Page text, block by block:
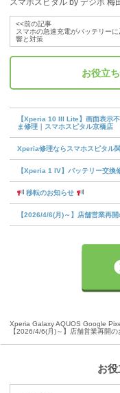
スマホスピタル by デジホ 梅
<<前の記事
スマホの急速充電がバッテリー
響と対策
お役立
【Xperia 10 III Lite】画面表示
ま修理｜スマホスピタル京橋店
Xperia修理ならスマホスピタル
【Xperia 1 IV】バッテリー交換
移転のお知らせ
【2026/4/6(月)～】店舗営業再
Xperia Galaxy AQUOS Google
【2026/4/6(月)～】店舗営業再開の
お